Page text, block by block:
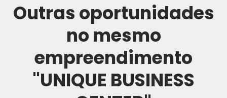
Outras oportunidades
no mesmo
empreendimento
"UNIQUE BUSINESS